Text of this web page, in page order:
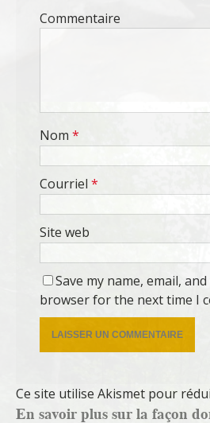
Commentaire
Nom *
Courriel *
Site web
Save my name, email,
browser for the next time I
Ce site utilise Akismet pour
En savoir plus sur la façon